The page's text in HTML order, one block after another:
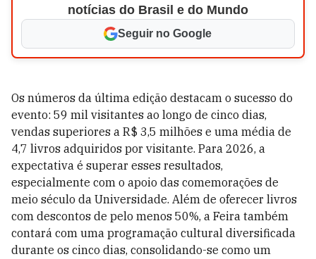
notícias do Brasil e do Mundo
Seguir no Google
Os números da última edição destacam o sucesso do
evento: 59 mil visitantes ao longo de cinco dias,
vendas superiores a R$ 3,5 milhões e uma média de
4,7 livros adquiridos por visitante. Para 2026, a
expectativa é superar esses resultados,
especialmente com o apoio das comemorações de
meio século da Universidade. Além de oferecer livros
com descontos de pelo menos 50%, a Feira também
contará com uma programação cultural diversificada
durante os cinco dias, consolidando-se como um